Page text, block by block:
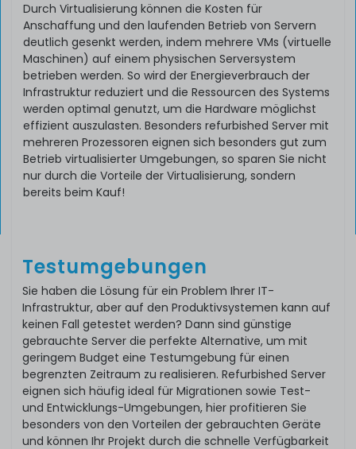
Durch Virtualisierung können die Kosten für
Anschaffung und den laufenden Betrieb von Servern
deutlich gesenkt werden, indem mehrere VMs (virtuelle
Maschinen) auf einem physischen Serversystem
betrieben werden. So wird der Energieverbrauch der
Infrastruktur reduziert und die Ressourcen des Systems
werden optimal genutzt, um die Hardware möglichst
effizient auszulasten. Besonders refurbished Server mit
mehreren Prozessoren eignen sich besonders gut zum
Betrieb virtualisierter Umgebungen, so sparen Sie nicht
nur durch die Vorteile der Virtualisierung, sondern
bereits beim Kauf!
Testumgebungen
Sie haben die Lösung für ein Problem Ihrer IT-
Infrastruktur, aber auf den Produktivsystemen kann auf
keinen Fall getestet werden? Dann sind günstige
gebrauchte Server die perfekte Alternative, um mit
geringem Budget eine Testumgebung für einen
begrenzten Zeitraum zu realisieren. Refurbished Server
eignen sich häufig ideal für Migrationen sowie Test-
und Entwicklungs-Umgebungen, hier profitieren Sie
besonders von den Vorteilen der gebrauchten Geräte
und können Ihr Projekt durch die schnelle Verfügbarkeit